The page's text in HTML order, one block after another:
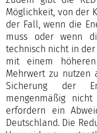
Möglichkeit, von der
der Fall, wenn die
muss oder wenn
technisch nicht in
mit einem
Mehrwert zu nutzen
Sicherung der
mengenmäßig
erfordern ein
Deutschland. Die